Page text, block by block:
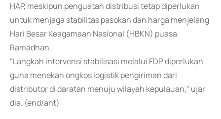
HAP, meskipun penguatan distribusi tetap diperlukan
untuk menjaga stabilitas pasokan dan harga menjelang
Hari Besar Keagamaan Nasional (HBKN) puasa
Ramadhan.
"Langkah intervensi stabilisasi melalui FDP diperlukan
guna menekan ongkos logistik pengiriman dari
distributor di daratan menuju wilayah kepulauan," ujar
dia. (end/ant)